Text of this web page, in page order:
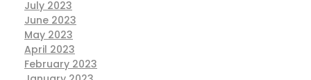
July 2023
June 2023
May 2023
April 2023
February 2023